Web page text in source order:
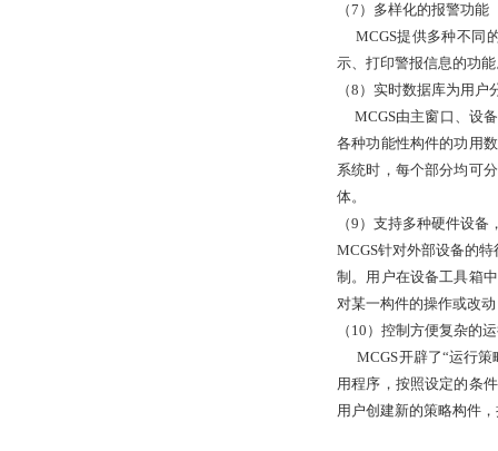
（7）多样化的报警功能
MCGS提供多种不同
示、打印警报信息的功
（8）实时数据库为用户
MCGS由主窗口、设
各种功能性构件的功用
系统时，每个部分均可
体。
（9）支持多种硬件设备
MCGS针对外部设备的
制。用户在设备工具箱
对某一构件的操作或改
（10）控制方便复杂的
MCGS开辟了“运行策
用程序，按照设定的条
用户创建新的策略构件